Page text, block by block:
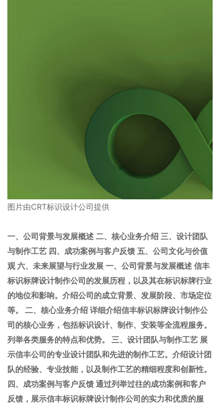
图片由CRT标识设计公司提供
一、公司背景与发展概述 二、核心业务介绍 三、设计团队
与制作工艺 四、成功案例与客户反馈 五、公司文化与价值
观 六、未来展望与行业发展 一、公司背景与发展概述 信丰
标识标牌设计制作公司的发展历程，以及其在标识标牌行业
的地位和影响。介绍公司的成立背景、发展阶段、市场定位
等。 二、核心业务介绍 详细介绍信丰标识标牌设计制作公
司的核心业务，包括标识设计、制作、安装等全流程服务。
列举各类服务的特点和优势。 三、设计团队与制作工艺 展
示信丰公司的专业设计团队和先进的制作工艺。介绍设计团
队的经验、专业技能，以及制作工艺的精细程度和创新性。
四、成功案例与客户反馈 通过列举过往的成功案例和客户
反馈，展示信丰标识标牌设计制作公司的实力和优质的服